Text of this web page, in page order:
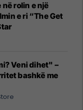
rolin e një
e ri “The Get
Veni dihet" –
bashkë me